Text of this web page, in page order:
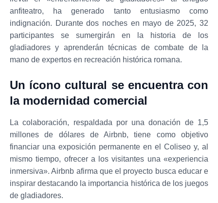
anfiteatro, ha generado tanto entusiasmo como
indignación. Durante dos noches en mayo de 2025, 32
participantes se sumergirán en la historia de los
gladiadores y aprenderán técnicas de combate de la
mano de expertos en recreación histórica romana.
Un ícono cultural se encuentra con
la modernidad comercial
La colaboración, respaldada por una donación de 1,5
millones de dólares de Airbnb, tiene como objetivo
financiar una exposición permanente en el Coliseo y, al
mismo tiempo, ofrecer a los visitantes una «experiencia
inmersiva». Airbnb afirma que el proyecto busca educar e
inspirar destacando la importancia histórica de los juegos
de gladiadores.